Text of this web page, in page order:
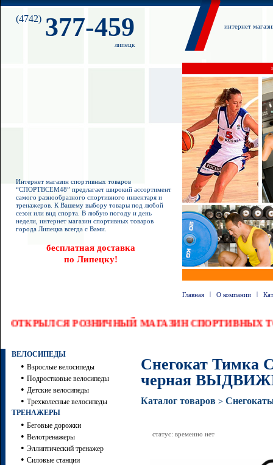
(4742) 377-459
липецк
интернет
Интернет магазин спортивных товаров
“СПОРТВСЕМ48” предлагает широкий ассортимент
самого разнообразного спортивного инвентаря и
тренажеров. К Вашему выбору товары под любой
сезон или вид спорта. В любую погоду и день
недели, интернет магазин спортивных товаров
города Липецка всегда с Вами.
бесплатная доставка
по Липецку!
Главная | О компании |
ОТКРЫЛСЯ РОЗНИЧНЫЙ МАГАЗИН СПОРТИВНЫХ
ВЕЛОСИПЕДЫ
• Взрослые велосипеды
• Подростковые велосипеды
• Детские велосипеды
• Трехколесные велосипеды
ТРЕНАЖЕРЫ
• Беговые дорожки
• Велотренажеры
• Эллиптический тренажер
• Силовые станции
Снегокат
черная
Каталог товаров >
статус: временно нет